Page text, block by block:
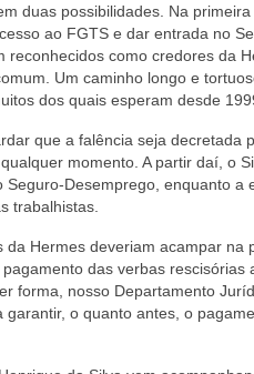
duas possibilidades. Na
ao FGTS e dar entrada no
como credores da
Um caminho longo e
dos quais esperam desde
que a falência seja
momento. A partir daí, o
Desemprego, enquanto a
trabalhistas.
da Hermes deveriam acampar
das verbas
forma, nosso Departamento
o quanto antes, o